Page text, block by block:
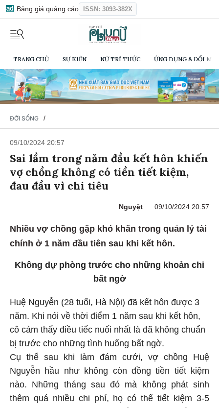
Bảng giá quảng cáo ISSN: 3093-382X
TRANG CHỦ SỰ KIỆN NỮ TRÍ THỨC ỨNG DỤNG & ĐỔI
ĐỜI SỐNG /
09/10/2024 20:57
Sai lầm trong năm đầu kết hôn khiến
vợ chồng không có tiền tiết kiệm,
đau đầu vì chi tiêu
Nguyệt 09/10/2024 20:57
Nhiều vợ chồng gặp khó khăn trong quản lý tài
chính ở 1 năm đầu tiên sau khi kết hôn.
Không dự phòng trước cho những khoản chi
bất ngờ
Huệ Nguyễn (28 tuổi, Hà Nội) đã kết hôn được 3
năm. Khi nói về thời điểm 1 năm sau khi kết hôn,
cô cảm thấy điều tiếc nuối nhất là đã không chuẩn
bị trước cho những tình huống bất ngờ.
Cụ thể sau khi làm đám cưới, vợ chồng Huệ
Nguyễn hầu như không còn đồng tiền tiết kiệm
nào. Những tháng sau đó mà không phát sinh
thêm quá nhiều chi phí, họ có thể tiết kiệm 3-5